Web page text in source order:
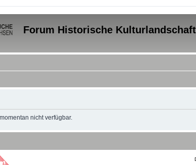
Forum Historische Kulturlandschaft
nicht verfügbar.